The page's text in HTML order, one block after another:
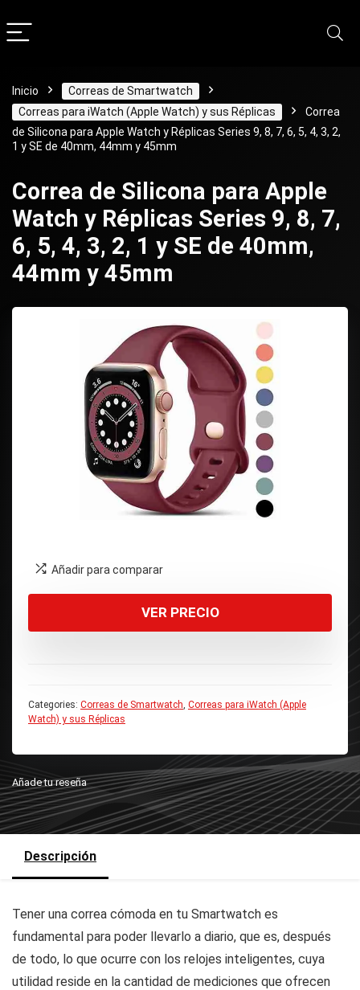
Inicio
Correas de Smartwatch
Correas para iWatch (Apple Watch) y sus Réplicas
Correa
de Silicona para Apple Watch y Réplicas Series 9, 8, 7, 6, 5, 4, 3, 2,
1 y SE de 40mm, 44mm y 45mm
Correa de Silicona para Apple
Watch y Réplicas Series 9, 8, 7,
6, 5, 4, 3, 2, 1 y SE de 40mm,
44mm y 45mm
Añadir para comparar
VER PRECIO
Categories: Correas de Smartwatch, Correas para iWatch (Apple
Watch) y sus Réplicas
Añade tu reseña
Descripción
Tener una correa cómoda en tu Smartwatch es
fundamental para poder llevarlo a diario, que es, después
de todo, lo que ocurre con los relojes inteligentes, cuya
utilidad reside en la cantidad de mediciones que ofrecen